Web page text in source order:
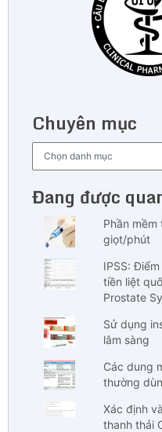
Chuyên mục
Đang được
Phần
giọt/phút
IPSS:
tiền liệt
Prostate
Sử dụng
lâm sàng
Các dung
thường
Xác định
thanh thải